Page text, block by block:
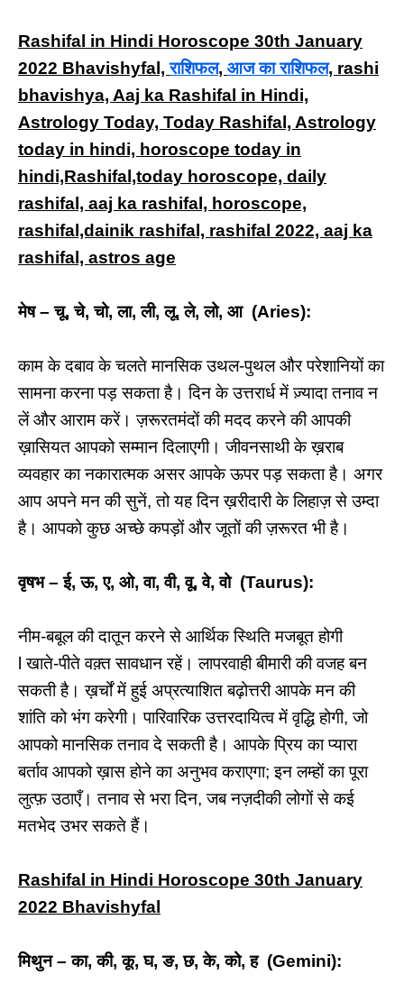
Rashifal in Hindi Horoscope 30th January
2022 Bhavishyfal,राशिफल, आज का राशिफल, rashi
bhavishya, Aaj ka Rashifal in Hindi,
Astrology Today, Today Rashifal, Astrology
today in hindi, horoscope today in
hindi,Rashifal,today horoscope, daily
rashifal, aaj ka rashifal, horoscope,
rashifal,dainik rashifal, rashifal 2022, aaj ka
rashifal, astros age
मेष – चू, चे, चो, ला, ली, लू, ले, लो, आ (Aries):
काम के दबाव के चलते मानसिक उथल-पुथल और परेशानियों का
सामना करना पड़ सकता है। दिन के उत्तरार्ध में ज़्यादा तनाव न
लें और आराम करें। ज़रूरतमंदों की मदद करने की आपकी
ख़ासियत आपको सम्मान दिलाएगी। जीवनसाथी के ख़राब
व्यवहार का नकारात्मक असर आपके ऊपर पड़ सकता है। अगर
आप अपने मन की सुनें, तो यह दिन ख़रीदारी के लिहाज़ से उम्दा
है। आपको कुछ अच्छे कपड़ों और जूतों की ज़रूरत भी है।
वृषभ – ई, ऊ, ए, ओ, वा, वी, वू, वे, वो (Taurus):
नीम-बबूल की दातून करने से आर्थिक स्थिति मजबूत होगी
l खाते-पीते वक़्त सावधान रहें। लापरवाही बीमारी की वजह बन
सकती है। ख़र्चों में हुई अप्रत्याशित बढ़ोत्तरी आपके मन की
शांति को भंग करेगी। पारिवारिक उत्तरदायित्व में वृद्धि होगी, जो
आपको मानसिक तनाव दे सकती है। आपके प्रिय का प्यारा
बर्ताव आपको ख़ास होने का अनुभव कराएगा; इन लम्हों का पूरा
लुत्फ़ उठाएँ। तनाव से भरा दिन, जब नज़दीकी लोगों से कई
मतभेद उभर सकते हैं।
Rashifal in Hindi Horoscope 30th January
2022 Bhavishyfal
मिथुन – का, की, कू, घ, ङ, छ, के, को, ह (Gemini):